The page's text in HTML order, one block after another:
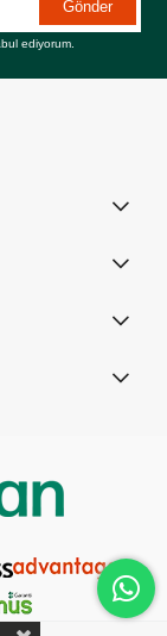
Gönder
ediyorum.